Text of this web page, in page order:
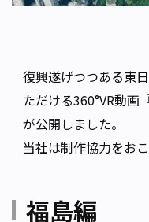
復興遂げつつある東
ただける360°VR動画
が公開しました。
当社は制作協力をお
福島編